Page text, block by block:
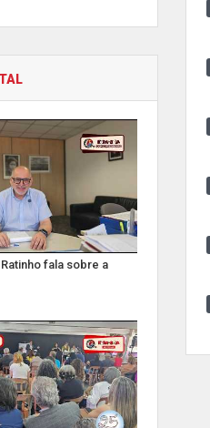
fala sobre a